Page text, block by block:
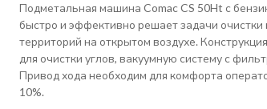
Подметальная машина Comac CS 50Ht с
быстро и эффективно решает задачи
территорий на открытом воздухе.
для очистки углов, вакуумную систему с
Привод хода необходим для комфорта
10%.